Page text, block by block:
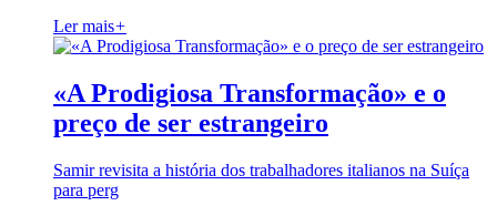
Ler mais+
«A Prodigiosa Transformação» e o
preço de ser estrangeiro
Samir revisita a história dos trabalhadores italianos na Suíça
para perg